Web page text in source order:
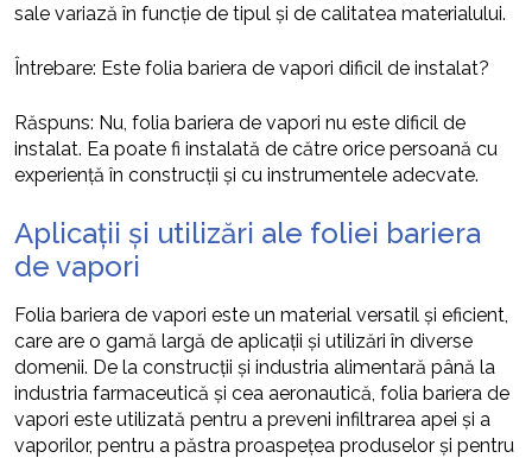
sale variază în funcție de tipul și de calitatea materialului.
Întrebare: Este folia bariera de vapori dificil de instalat?
Răspuns: Nu, folia bariera de vapori nu este dificil de
instalat. Ea poate fi instalată de către orice persoană cu
experiență în construcții și cu instrumentele adecvate.
Aplicații și utilizări ale foliei bariera
de vapori
Folia bariera de vapori este un material versatil și eficient,
care are o gamă largă de aplicații și utilizări în diverse
domenii. De la construcții și industria alimentară până la
industria farmaceutică și cea aeronautică, folia bariera de
vapori este utilizată pentru a preveni infiltrarea apei și a
vaporilor, pentru a păstra proaspețea produselor și pentru